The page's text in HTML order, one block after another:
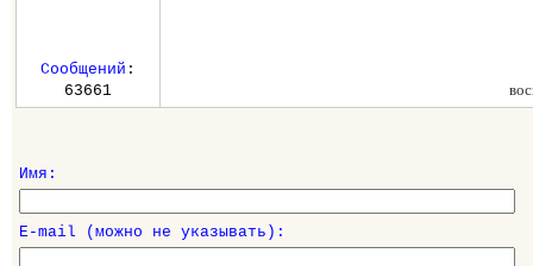
Сообщений :
63661
Имя:
E-mail (можно не указывать):